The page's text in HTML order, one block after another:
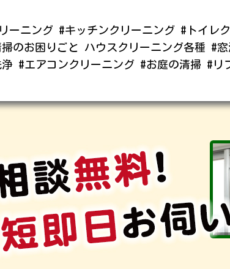
ニング #キッチンクリーニング #トイレ
のお困りごと ハウスクリーニング各種 #窓
#エアコンクリーニング #お庭の清掃 #リ